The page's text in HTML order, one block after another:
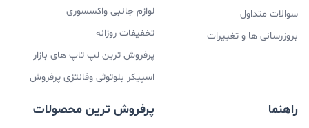
سوالات متداول
بروزرسانی ها و تغییرات
لوازم جانبی واکسسوری
تخفیفات روزانه
پرفروش ترین لپ تاپ های بازار
اسپیکر بلوتوثی وفانتزی پرفروش
راهنما پرفروش ترین محصولات